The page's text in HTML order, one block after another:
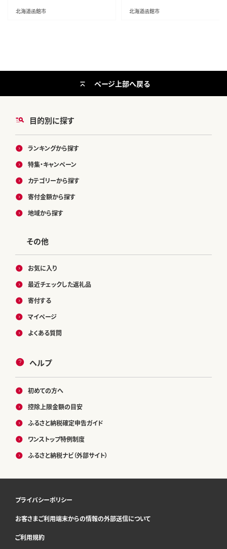
北海道函館市 北海道函館市
目的別に探す
ランキングから探す
特集・キャンペーン
カテゴリーから探す
寄付金額から探す
地域から探す
その他
お気に入り
最近チェックした返礼品
寄付する
マイページ
よくある質問
ヘルプ
初めての方へ
控除上限金額の目安
ふるさと納税確定申告ガイド
ワンストップ特例制度
ふるさと納税ナビ（外部サイト）
ページ上部へ戻る
プライバシーポリシー
お客さまご利用端末からの情報の外部送信について
ご利用規約